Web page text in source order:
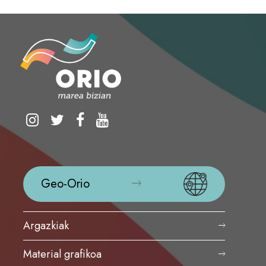
Geo-Orio
Argazkiak
Material grafikoa